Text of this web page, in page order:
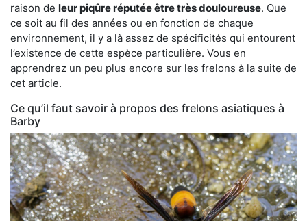
raison de leur piqûre réputée être très douloureuse. Que
ce soit au fil des années ou en fonction de chaque
environnement, il y a là assez de spécificités qui entourent
l’existence de cette espèce particulière. Vous en
apprendrez un peu plus encore sur les frelons à la suite de
cet article.
Ce qu’il faut savoir à propos des frelons asiatiques à
Barby